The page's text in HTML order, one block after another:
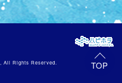
All Rights Reserved.